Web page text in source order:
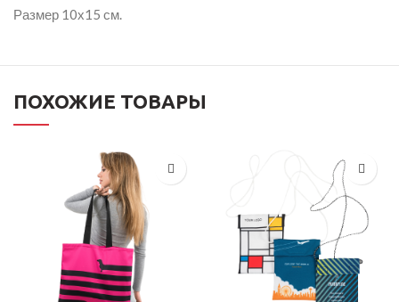
Размер 10х15 см.
ПОХОЖИЕ ТОВАРЫ